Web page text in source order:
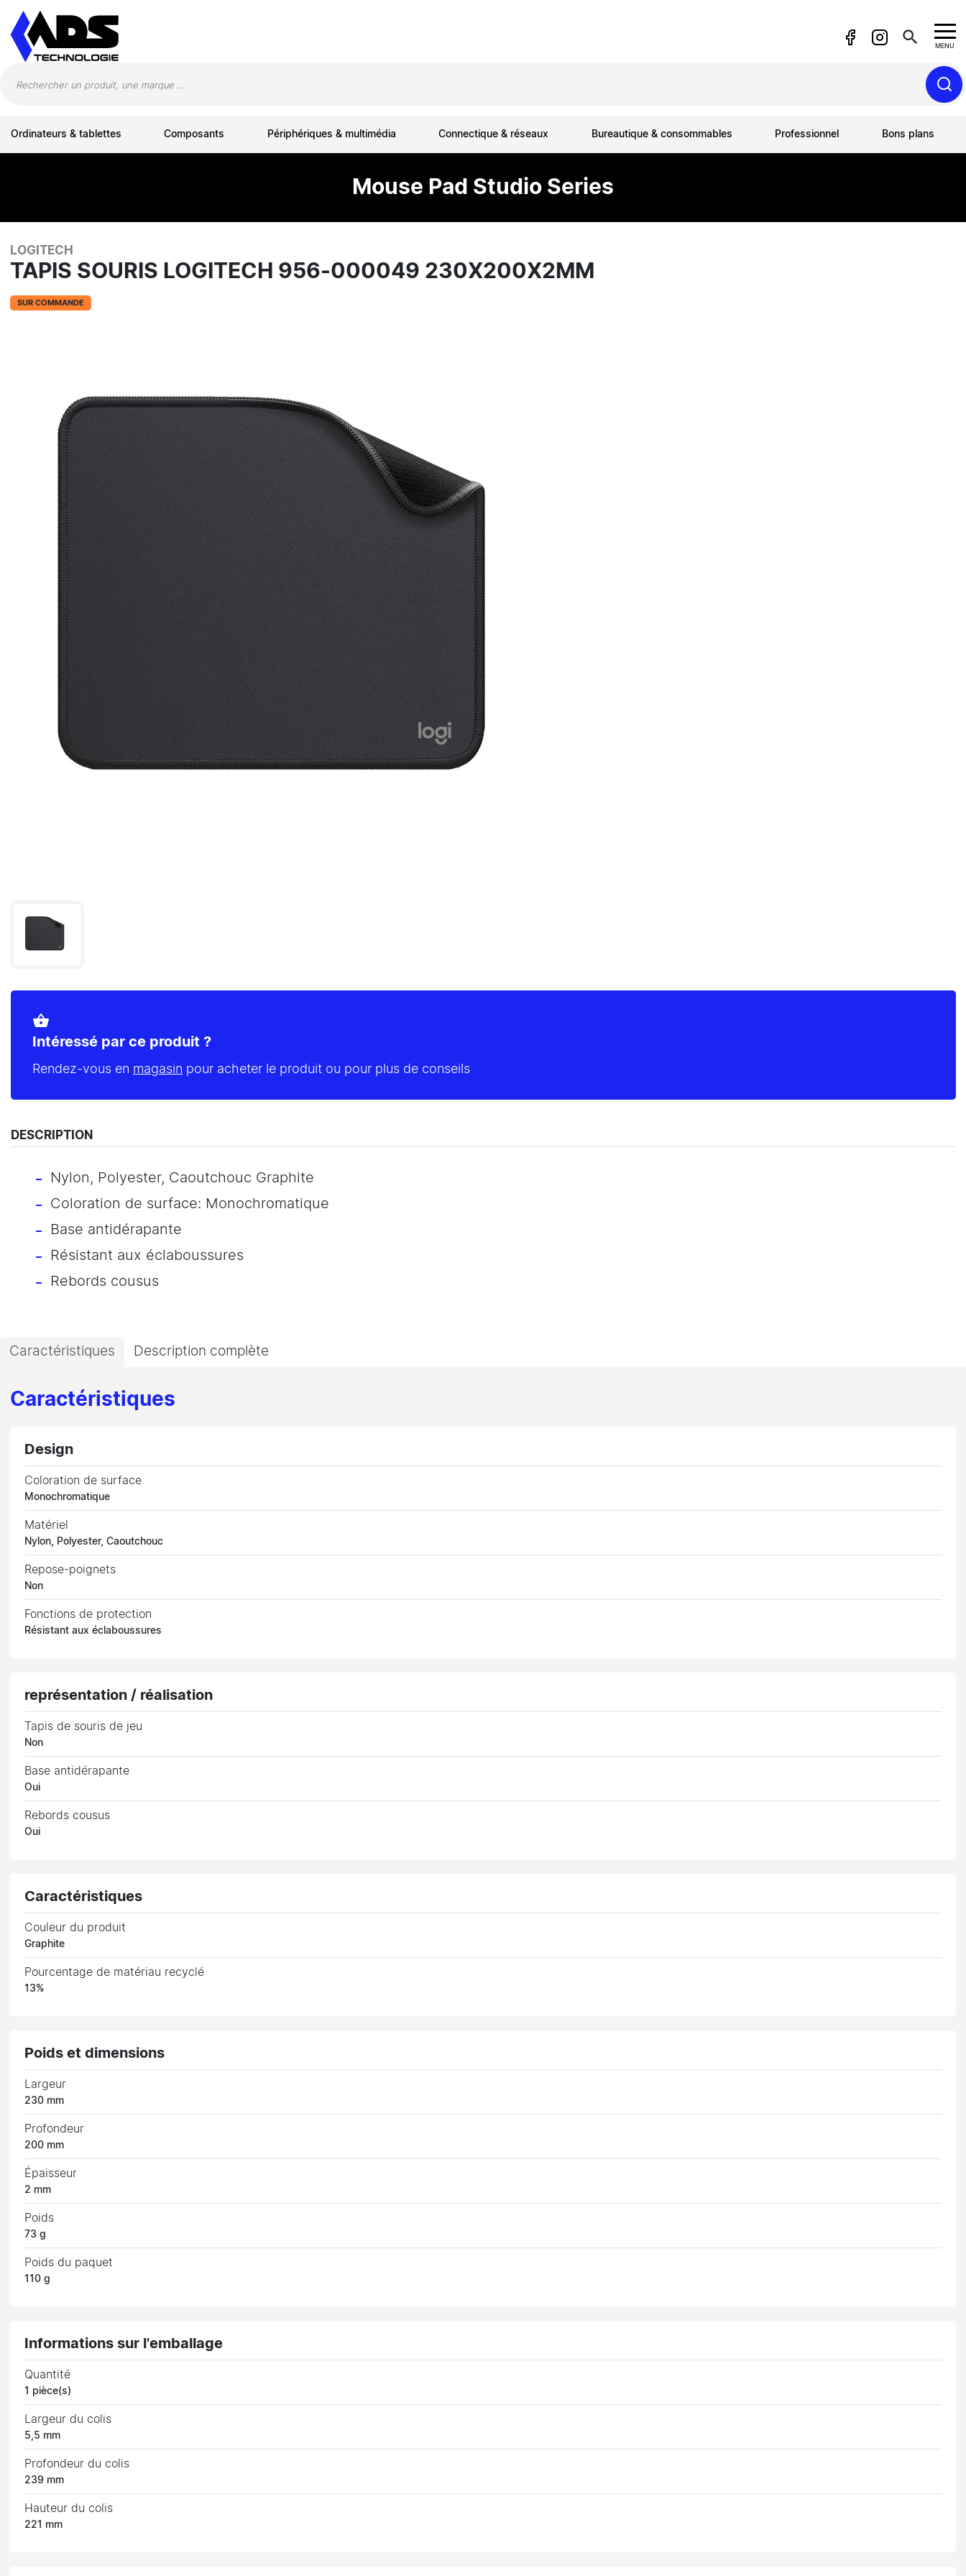
search MENU
Ordinateurs & tablettes Composants Périphériques & multimédia Connectique & réseaux Bureautique & consommables Professionnel Bons plans
Mouse Pad Studio Series
LOGITECH
TAPIS SOURIS LOGITECH 956-000049 230X200X2MM
SUR COMMANDE
shopping_basket
Intéressé par ce produit ?
Rendez-vous en magasin pour acheter le produit ou pour plus de conseils
DESCRIPTION
Nylon, Polyester, Caoutchouc Graphite
Coloration de surface: Monochromatique
Base antidérapante
Résistant aux éclaboussures
Rebords cousus
Caractéristiques Description complète
Caractéristiques
Design
Coloration de surface
Monochromatique
Matériel
Nylon, Polyester, Caoutchouc
Repose-poignets
Non
Fonctions de protection
Résistant aux éclaboussures
représentation / réalisation
Tapis de souris de jeu
Non
Base antidérapante
Oui
Rebords cousus
Oui
Caractéristiques
Couleur du produit
Graphite
Pourcentage de matériau recyclé
13%
Poids et dimensions
Largeur
230 mm
Profondeur
200 mm
Épaisseur
2 mm
Poids
73 g
Poids du paquet
110 g
Informations sur l'emballage
Quantité
1 pièce(s)
Largeur du colis
5,5 mm
Profondeur du colis
239 mm
Hauteur du colis
221 mm